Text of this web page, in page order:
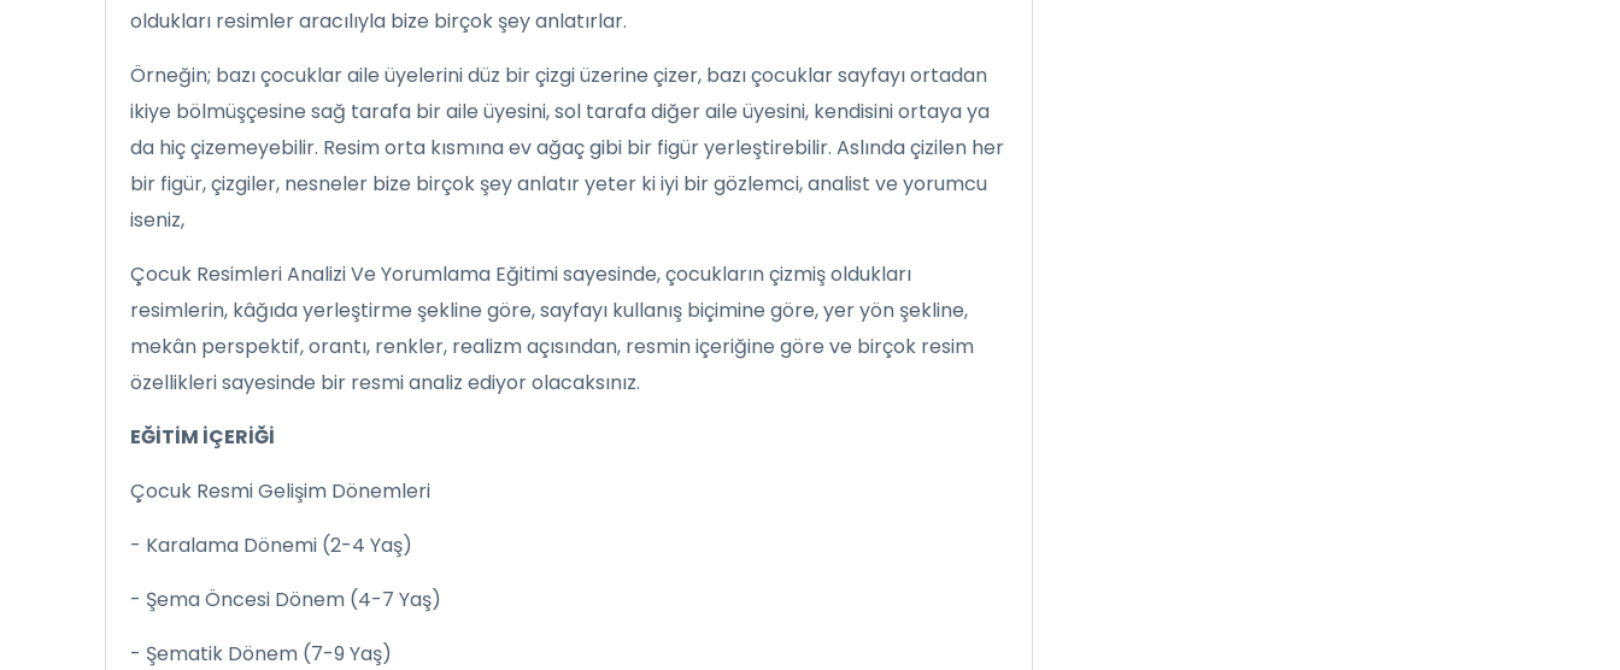
oldukları resimler aracılıyla bize birçok şey anlatırlar.
Örneğin; bazı çocuklar aile üyelerini düz bir çizgi üzerine çizer, bazı çocuklar sayfayı ortadan
ikiye bölmüşçesine sağ tarafa bir aile üyesini, sol tarafa diğer aile üyesini, kendisini ortaya ya
da hiç çizemeyebilir. Resim orta kısmına ev ağaç gibi bir figür yerleştirebilir. Aslında çizilen her
bir figür, çizgiler, nesneler bize birçok şey anlatır yeter ki iyi bir gözlemci, analist ve yorumcu
iseniz,
Çocuk Resimleri Analizi Ve Yorumlama Eğitimi sayesinde, çocukların çizmiş oldukları
resimlerin, kâğıda yerleştirme şekline göre, sayfayı kullanış biçimine göre, yer yön şekline,
mekân perspektif, orantı, renkler, realizm açısından, resmin içeriğine göre ve birçok resim
özellikleri sayesinde bir resmi analiz ediyor olacaksınız.
EĞİTİM İÇERİĞİ
Çocuk Resmi Gelişim Dönemleri
- Karalama Dönemi (2-4 Yaş)
- Şema Öncesi Dönem (4-7 Yaş)
- Şematik Dönem (7-9 Yaş)